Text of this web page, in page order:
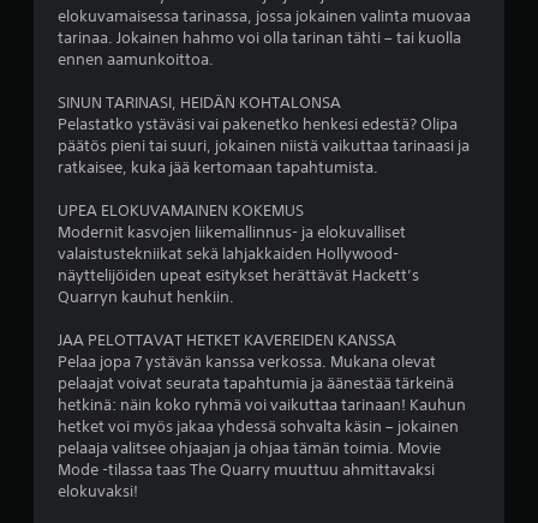
e
t
ä
9
5
elokuvamaisessa tarinassa, jossa jokainen valinta muovaa
tarinaa. Jokainen hahmo voi olla tarinan tähti – tai kuolla
ennen aamunkoittoa.
SINUN TARINASI, HEIDÄN KOHTALONSA
Pelastatko ystäväsi vai pakenetko henkesi edestä? Olipa
päätös pieni tai suuri, jokainen niistä vaikuttaa tarinaasi ja
ratkaisee, kuka jää kertomaan tapahtumista.
UPEA ELOKUVAMAINEN KOKEMUS
Modernit kasvojen liikemallinnus- ja elokuvalliset
valaistustekniikat sekä lahjakkaiden Hollywood-
näyttelijöiden upeat esitykset herättävät Hackett’s
Quarryn kauhut henkiin.
JAA PELOTTAVAT HETKET KAVEREIDEN KANSSA
Pelaa jopa 7 ystävän kanssa verkossa. Mukana olevat
pelaajat voivat seurata tapahtumia ja äänestää tärkeinä
hetkinä: näin koko ryhmä voi vaikuttaa tarinaan! Kauhun
hetket voi myös jakaa yhdessä sohvalta käsin – jokainen
pelaaja valitsee ohjaajan ja ohjaa tämän toimia. Movie
Mode -tilassa taas The Quarry muuttuu ahmittavaksi
elokuvaksi!